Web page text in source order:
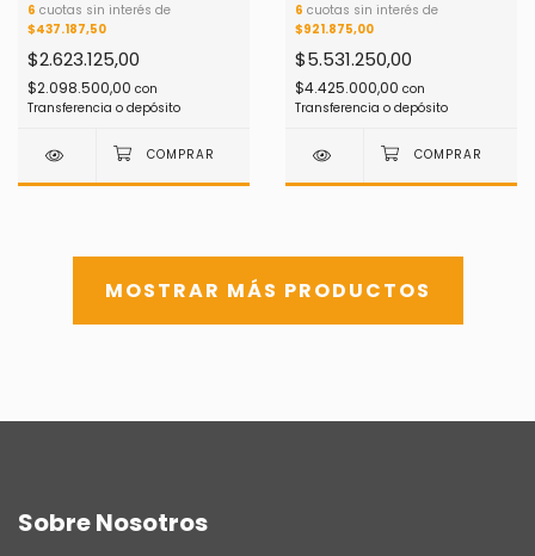
6 cuotas sin interés de
$437.187,50
$2.623.125,00
$2.098.500,00 con
Transferencia o depósito
sintetizador y sampler
Engineering
6 cuotas sin interés de
$921.875,00
$5.531.250,00
$4.425.000,00 con
Transferencia o depósito
MOSTRAR MÁS PRODUCTOS
Sobre Nosotros